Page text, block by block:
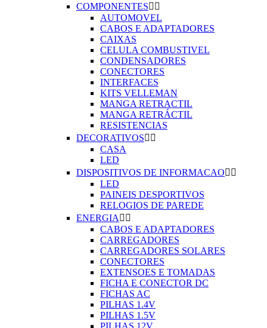
COMPONENTES 
AUTOMOVEL
CABOS E ADAPTADORES
CAIXAS
CELULA COMBUSTIVEL
CONDENSADORES
CONECTORES
INTERFACES
KITS VELLEMAN
MANGA RETRACTIL
MANGA RETRÁCTIL
RESISTENCIAS
DECORATIVOS 
CASA
LED
DISPOSITIVOS DE INFORMACAO 
LED
PAINEIS DESPORTIVOS
RELOGIOS DE PAREDE
ENERGIA  
CABOS E ADAPTADORES
CARREGADORES
CARREGADORES SOLARES
CONECTORES
EXTENSOES E TOMADAS
FICHA E CONECTOR DC
FICHAS AC
PILHAS 1.4V
PILHAS 1.5V
PILHAS 12V